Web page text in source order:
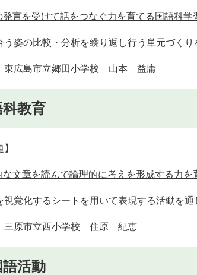
発言を受けて話をつなぐ力を育てる国語科
姿の比較・分析を繰り返し行う単元づく
東広島市立郷田小学校 山本 益庸
科教育
な文章を読んで論理的に考えを形成する力
覚化するシートを用いて表現する活動を
三原市立西小学校 住原 紀恵
活動